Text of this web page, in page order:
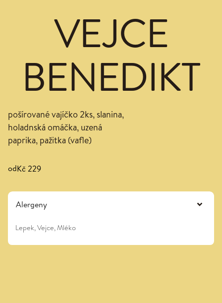
VEJCE
BENEDIKT
pošírované vajíčko 2ks, slanina,
holadnská omáčka, uzená
paprika, pažitka (vafle)
odKč 229
Alergeny
Lepek, Vejce, Mléko